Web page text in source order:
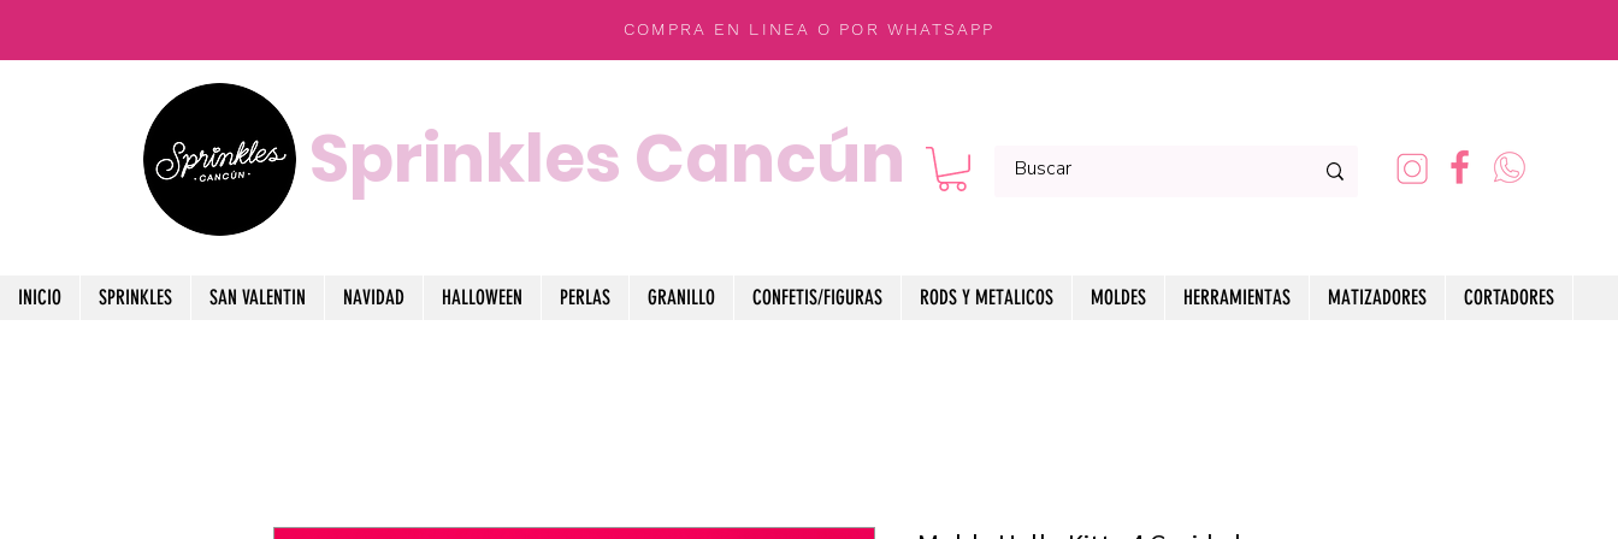
COMPRA EN LINEA O POR WHATSAPP
Sprinkles Cancún
INICIO SPRINKLES SAN VALENTIN NAVIDAD HALLOWEEN PERLAS GRANILLO CONFETIS/FIGURAS RODS Y METALICOS MOLDES HERRAMIENTAS MATIZADORES CORTADORES